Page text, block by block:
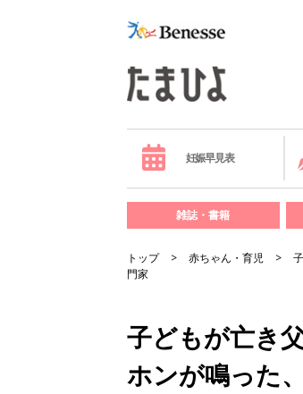
妊娠早見表
雑誌・書籍
トップ 赤ちゃん・育児
門家
子どもが亡き
ホンが鳴った